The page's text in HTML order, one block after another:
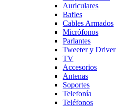
Auriculares
Bafles
Cables Armados
Micrófonos
Parlantes
Tweeter y Driver
TV
Accesorios
Antenas
Soportes
Telefonía
Teléfonos